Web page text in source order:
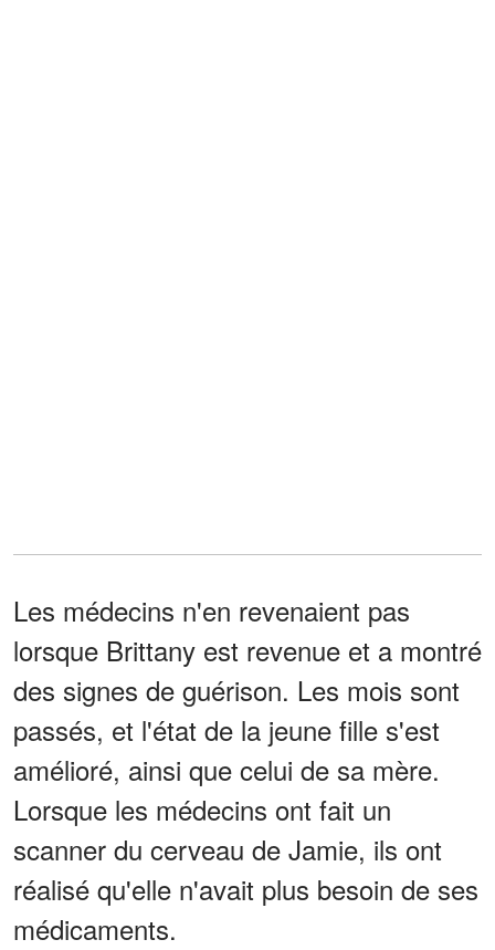
Les médecins n'en revenaient pas
lorsque Brittany est revenue et a montré
des signes de guérison. Les mois sont
passés, et l'état de la jeune fille s'est
amélioré, ainsi que celui de sa mère.
Lorsque les médecins ont fait un
scanner du cerveau de Jamie, ils ont
réalisé qu'elle n'avait plus besoin de ses
médicaments.